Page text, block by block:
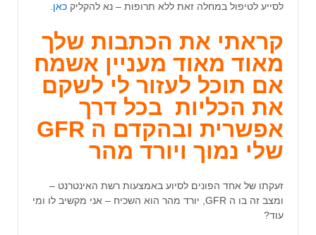
לסייע לטיפול במחלה זאת ללא תרופות – נא להקליק כאן
קראתי את הכתבות שלך
מאוד מאוד מעניין אשמח
אם תוכל לעזור לי לשקם
את הכליות בכל דרך
אפשרית ובהקדם ה GFR
שלי נמוך ויורד מהר
זעקתו של אחד הפונים לסיוע באמצעות רשת האינטרנט –
ומצב זה בו ה GFR, יורד מהר הוא השכיח – אני מקשיב לו ומי
עוד?